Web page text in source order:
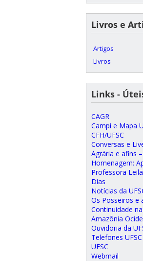
Livros e
Artigos
Livros
Links -
CAGR
Campi e Mapa
CFH/UFSC
Conversas e
Agrária e afins
Homenagem:
Professora
Dias
Notícias da
Os Posseiros e
Continuidade
Amazônia
Ouvidoria da
Telefones UFSC
UFSC
Webmail